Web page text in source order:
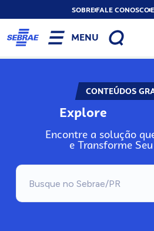
SOBREFALE CONOSCO
MENU
CONTEÚDOS
Explore
Encontre a solução
e Transforme